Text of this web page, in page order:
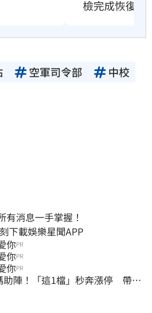
檢完成恢復訓
空軍司令部
中校
消息一手掌握！
握明星動態 即刻下載娛樂星聞APP
你PR
你PR
你PR
助陣！「這1檔」秒奔漲停 帶領